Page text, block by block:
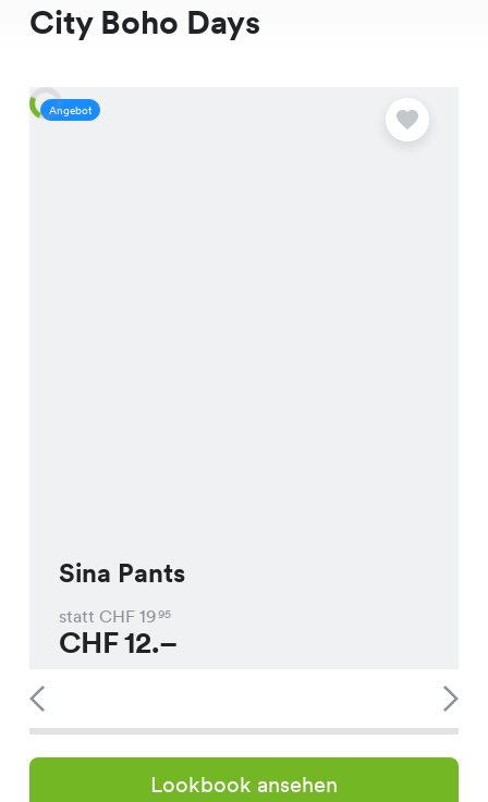
City Boho Days
Angebot
Sina Pants
statt CHF 1995
CHF12.–
Lookbook ansehen